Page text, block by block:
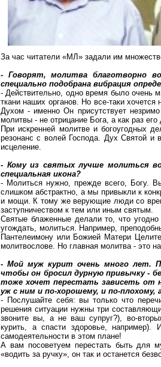
За час читатели «МЛ» задали им
- Говорят, молитва благотворно
специально подобрана вибрация
- Действительно, одно время было очень
ткани наших органов. Но все-таки
Духом - именно Он присутствует
молитвы - не отрицание Бога, а как раз его
При искренней молитве и богоугодных
резонанс с волей Господа. Дух Святой и
исцеление.
- Кому из святых лучше молиться
специальная икона?
- Молиться нужно, прежде всего, Богу.
слишком абстрактно, а мы привыкли к
и мощи. К тому же верующие люди со
заступничеством к тем или иным святым.
Святые блаженные делали то, что
угождать, молиться. Например,
Пантелеимону или Божией Матери
молитвослове. Но главная молитва - это
- Мой муж курит очень многолет.
чтобы он бросил дурную привычку -
тоже хочет перестать зависеть от
уж с ним и по-хорошему, и по-плохому,
- Послушайте себя: вы только что
решения ситуации нужны три
звоните вы, а не ваш супруг?), во-
курить, а спасти здоровье, например).
самодеятельности в этом плане!
А вам посоветуем перестать быть для
«водить за ручку», он так и останется